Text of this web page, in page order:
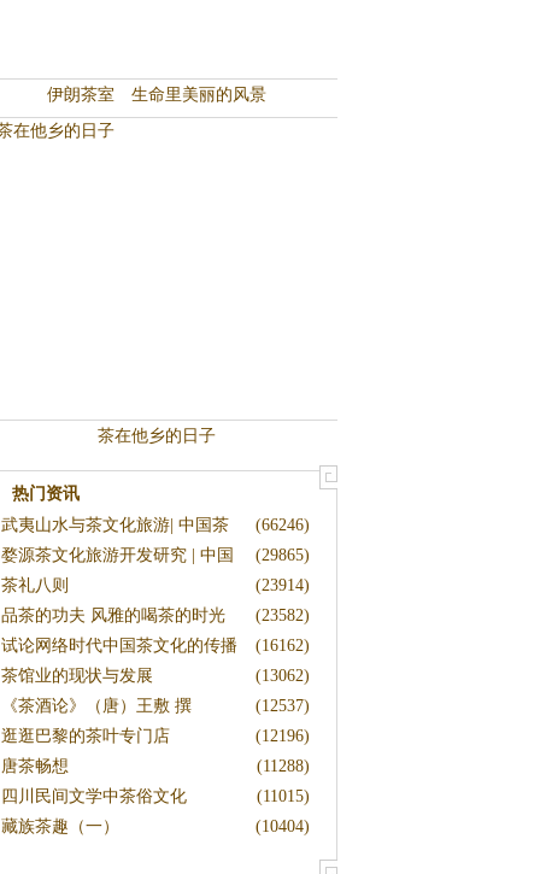
伊朗茶室 生命里美丽的风景
茶在他乡的日子
热门资讯
(66246)
武夷山水与茶文化旅游| 中国茶
文
(29865)
婺源茶文化旅游开发研究 | 中国
茶
(23914)
茶礼八则
(23582)
品茶的功夫 风雅的喝茶的时光
(16162)
试论网络时代中国茶文化的传播
(13062)
茶馆业的现状与发展
(12537)
《茶酒论》（唐）王敷 撰
(12196)
逛逛巴黎的茶叶专门店
(11288)
唐茶畅想
(11015)
四川民间文学中茶俗文化
(10404)
藏族茶趣（一）